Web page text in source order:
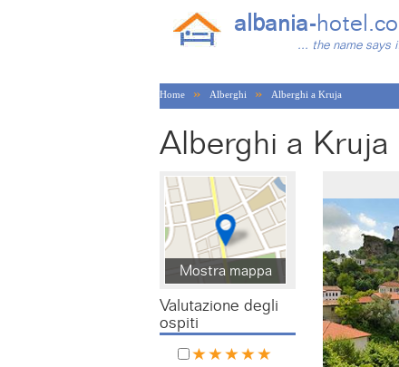
albania-
... the name says
Home » Alberghi » Alberghi a Kruja
Alberghi a Kruja
Mostra mappa
Valutazione degli
ospiti